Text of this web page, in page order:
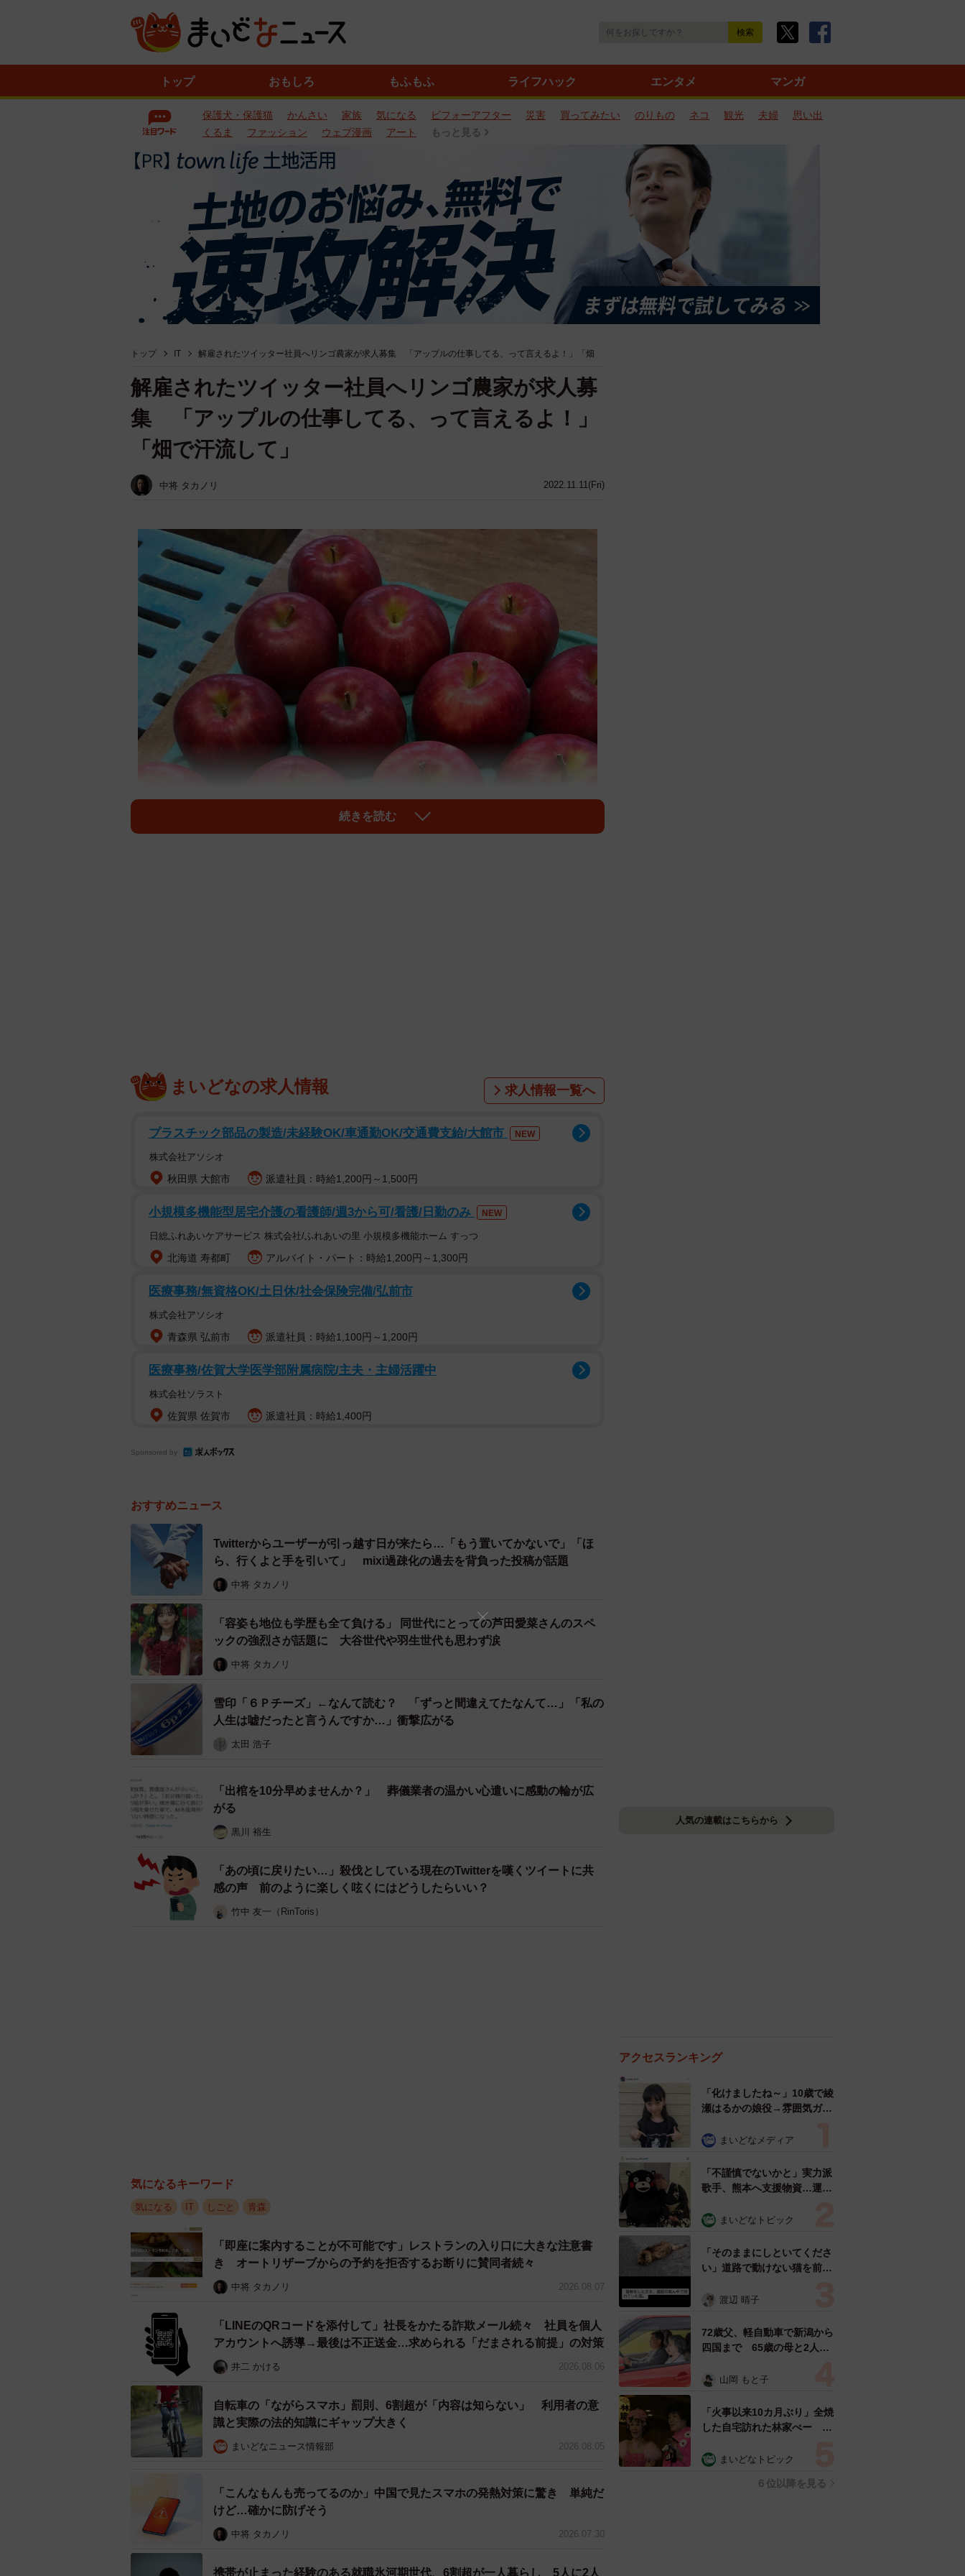
トップ おもしろ もふもふ ライフハック エンタメ マンガ
保護犬・保護猫 かんさい 家族 気になる ビフォーアフター 災害 買ってみたい のりもの ネコ 観光 夫婦
思い出
くるま
ファッション ウェブ漫画 アート もっと見る
トップ IT 解雇されたツイッター社員へリンゴ農家が求人募集 「アップルの仕事してる、って言えるよ！」「畑
2022.11.11(Fri)
解雇されたツイッター社員へリンゴ農家が求人募
集 「アップルの仕事してる、って言えるよ！」
「畑で汗流して」
中将 タカノリ
1/2
イーロン・マスク による法人買収で 大量解雇 の憂き目にあっている
ち。そんな中、Twitter上ではあるリンゴ農家の発言が大きな注目を集めている。
「Twitter辞めさせられちゃった人たちはぜひリンゴの収穫手伝いに来てほしい。そしたらア
ップルの仕事してる、って言えるから…」と投稿したのは青森県弘前市でリンゴ農家を営む
齊藤農園5代目 さん（@sai0419）。
Twitter辞めさせられちゃった人たちはぜひリンゴの収穫手伝いに来て
ほしい。
そしたらアップルの仕事してる、って言えるから…
— 齊藤農園5代目🍎りんご繁忙期返信遅いよ (@sai0419)
わりに「アップル」を名乗っていいという温かな心配りに、Twitterユーザー達からは
「窓拭きの掃除だったらwindowsになる？」
「一口齧られてそう」
など数々の称賛の声が寄せられている。
齊藤農園：春と秋の繁忙期には定年退職された方や大学生を中心にしてアルバイトしてもら
ってます。また、Twitterなどで知り合った、企業で働いてる方などにもボランティアでお手
伝いしてもらうケースもあります。
ーーこれまでのコメントや反響へのご感想をお聞かせください。
雇のタイミングもさることながら、変わりゆくTwitterそのものに対する寂しさもを感じてい
るユーザーも多いのかな、と思います。「こういうツイートでいいんだよ」みたいな声も頂
きましたし、自分もそう思ってます。余計な操作や意図的なものを排した、淡々としたやり
取りやタイムラインを希望するユーザーの意見を背景に感じました。
◇ ◇
なお齊藤農園5代目さんはリンゴのみならず津軽の在来種の枝豆、毛豆の生産も手掛けてお
り、産直サイト
ご興味ある方はぜひチェックしていただきたい。
続きを読む
まいどなの求人情報 求人情報一覧へ
プラスチック部品の製造/未経験OK/車通勤OK/交通費支給/大館市 NEW
株式会社アソシオ
秋田県 大館市 派遣社員：時給1,200円～1,500円
小規模多機能型居宅介護の看護師/週3から可/看護/日勤のみ NEW
日総ふれあいケアサービス 株式会社/ふれあいの里 小規模多機能ホーム すっつ
北海道 寿都町 アルバイト・パート：時給1,200円～1,300円
医療事務/無資格OK/土日休/社会保険完備/弘前市
株式会社アソシオ
青森県 弘前市 派遣社員：時給1,100円～1,200円
医療事務/佐賀大学医学部附属病院/主夫・主婦活躍中
株式会社ソラスト
佐賀県 佐賀市 派遣社員：時給1,400円
Sponsored by
おすすめニュース
Twitterからユーザーが引っ越す日が来たら…「もう置いてかないで」「ほ
ら、行くよと手を引いて」 mixi過疎化の過去を背負った投稿が話題
中将 タカノリ
「容姿も地位も学歴も全て負ける」 同世代にとっての芦田愛菜さんのスペ
ックの強烈さが話題に 大谷世代や羽生世代も思わず涙
中将 タカノリ
雪印「６Ｐチーズ」←なんて読む？ 「ずっと間違えてたなんて…」「私の
人生は嘘だったと言うんですか…」衝撃広がる
太田 浩子
「出棺を10分早めませんか？」 葬儀業者の温かい心遣いに感動の輪が広
がる
黒川 裕生
「あの頃に戻りたい…」殺伐としている現在のTwitterを嘆くツイートに共
感の声 前のように楽しく呟くにはどうしたらいい？
竹中 友一（RinToris）
気になるキーワード
気になる IT しごと 青森
「即座に案内することが不可能です」レストランの入り口に大きな注意書
き オートリザーブからの予約を拒否するお断りに賛同者続々
中将 タカノリ 2026.08.07
「LINEのQRコードを添付して」社長をかたる詐欺メール続々 社員を個人
アカウントへ誘導→最後は不正送金…求められる「だまされる前提」の対策
井二 かける 2026.08.06
自転車の「ながらスマホ」罰則、6割超が「内容は知らない」 利用者の意
識と実際の法的知識にギャップ大きく
まいどなニュース情報部 2026.08.05
「こんなもんも売ってるのか」中国で見たスマホの発熱対策に驚き 単純だ
けど…確かに防げそう
中将 タカノリ 2026.07.30
携帯が止まった経験のある就職氷河期世代、6割超が一人暮らし 5人に2人
人気の連載はこちらから
アクセスランキング
「化けましたね～」10歳で綾
瀬はるかの娘役→雰囲気ガラ
雰囲気が」「宝塚に入れそ
まいどなメディア
「不謹慎でないかと」実力派
歌手、熊本へ支援物資…運搬
めらい 「痛いほど伝わる」
まいどなトピック
「そのままにしといてくださ
い」道路で動けない猫を前に
ようとした4日間 「命の重
表の訴え
渡辺 晴子
72歳父、軽自動車で新潟から
四国まで 65歳の母と2人で
憩まで分刻み… 「大学生で
山岡 もと子
「火事以来10カ月ぶり」全焼
した自宅訪れた林家ぺー 内
ン状態の部屋に呆然
まいどなトピック
６位以降を見る